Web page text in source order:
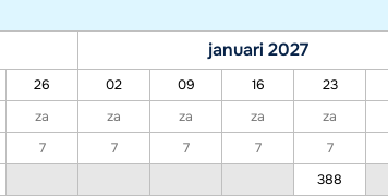
januari 2027
26 02 09 16 23
za za za za za
7 7 7 7 7
388